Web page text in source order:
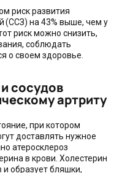
риск развития
(ССЗ) на 43% выше, чем у
риск можно снизить,
соблюдать
о своем здоровье.
сосудов
артриту
при котором
доставлять нужное
атеросклероз
в крови. Холестерин
и образует бляшки,